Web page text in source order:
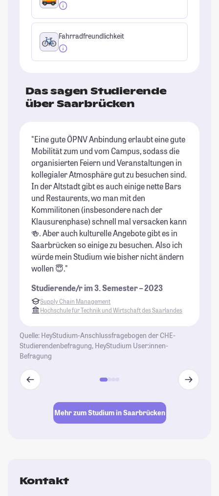
Fahrradfreundlichkeit
Das sagen Studierende
über Saarbrücken
"Eine gute ÖPNV Anbindung erlaubt eine gute
Mobilität zum und vom Campus, sodass die
organisierten Feiern und Veranstaltungen in
kollegialer Atmosphäre gut zu besuchen sind.
In der Altstadt gibt es auch einige nette Bars
und Restaurents, wo man mit den
Kommilitonen (insbesondere nach der
Klausurenphase) schnell mal versacken kann
🍻. Aber auch kulturelle Angebote gibt es in
Saarbrücken so einige zu besuchen. Also ich
würde mein Studium wie bisher nicht ändern
wollen 😇."
Studierende/r im 3. Semester – 2023
Supply Chain Management
Hochschule für Technik und Wirtschaft des Saarlandes
Quelle: HeyStudium-Anschlussfragebogen der CHE-
Studierendenbefragung, HeyStudium User:innen-
Befragung
Mehr zum Studium in Saarbrücken
Kontakt